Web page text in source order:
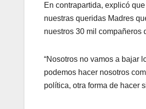
En contrapartida, explicó
nuestras queridas Madres
nuestros 30 mil compañeros
“Nosotros no vamos a bajar
podemos hacer nosotros
política, otra forma de hacer